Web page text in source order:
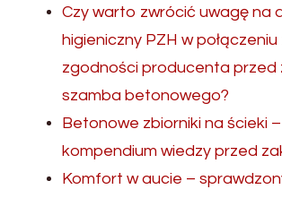
Czy warto zwrócić uwagę na
higieniczny PZH w
zgodności producenta przed
szamba betonowego?
Betonowe zbiorniki na ścieki
kompendium wiedzy przed
Komfort w aucie –